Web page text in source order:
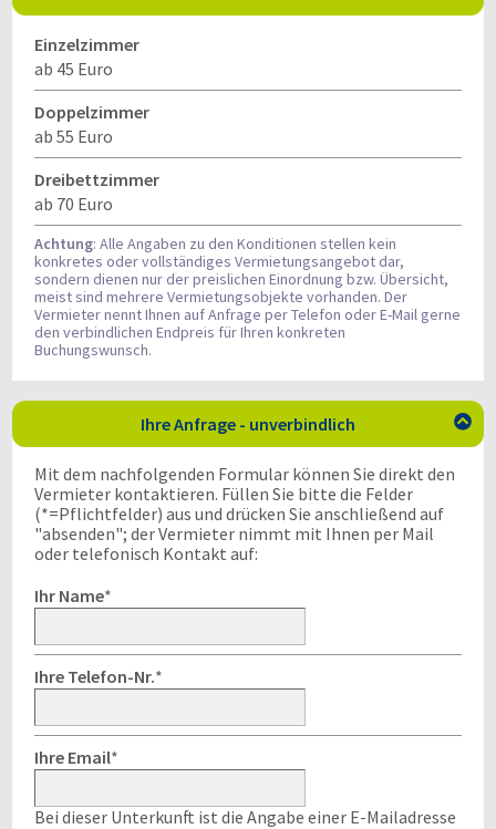
Einzelzimmer
ab 45 Euro
Doppelzimmer
ab 55 Euro
Dreibettzimmer
ab 70 Euro
Achtung: Alle Angaben zu den Konditionen stellen kein
konkretes oder vollständiges Vermietungsangebot dar,
sondern dienen nur der preislichen Einordnung bzw. Übersicht,
meist sind mehrere Vermietungsobjekte vorhanden. Der
Vermieter nennt Ihnen auf Anfrage per Telefon oder E-Mail gerne
den verbindlichen Endpreis für Ihren konkreten
Buchungswunsch.
Ihre Anfrage - unverbindlich 
Mit dem nachfolgenden Formular können Sie direkt den
Vermieter kontaktieren. Füllen Sie bitte die Felder
(*=Pflichtfelder) aus und drücken Sie anschließend auf
"absenden"; der Vermieter nimmt mit Ihnen per Mail
oder telefonisch Kontakt auf:
Ihr Name*
Ihre Telefon-Nr.*
Ihre Email*
Bei dieser Unterkunft ist die Angabe einer E-Mailadresse